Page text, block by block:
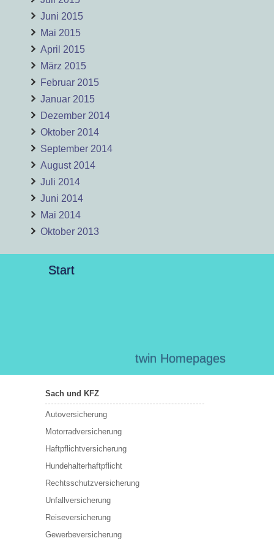
Juni 2015
Mai 2015
April 2015
März 2015
Februar 2015
Januar 2015
Dezember 2014
Oktober 2014
September 2014
August 2014
Juli 2014
Juni 2014
Mai 2014
Oktober 2013
Start
twin Homepages
Sach und KFZ
Autoversicherung
Motorradversicherung
Haftpflichtversicherung
Hundehalterhaftpflicht
Rechtsschutzversicherung
Unfallversicherung
Reiseversicherung
Gewerbeversicherung